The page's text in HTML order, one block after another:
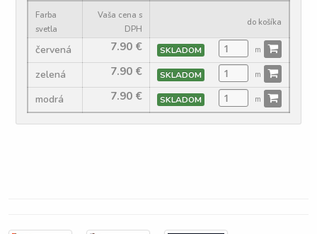
Farba
svetla
Vaša cena s
DPH
do košíka
červená 7.90 € SKLADOM m
zelená 7.90 € SKLADOM m
modrá 7.90 € SKLADOM m